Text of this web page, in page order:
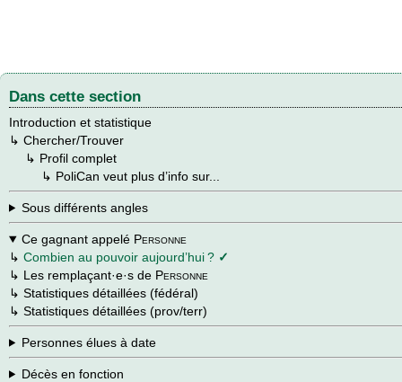
Dans cette section
Introduction et statistique
↳ Chercher/Trouver
↳ Profil complet
↳ PoliCan veut plus d’info sur...
Sous différents angles
Ce gagnant appelé Personne
↳ Combien au pouvoir aujourd’hui ? ✓
↳ Les remplaçant·e·s de Personne
↳ Statistiques détaillées (fédéral)
↳ Statistiques détaillées (prov/terr)
Personnes élues à date
Décès en fonction